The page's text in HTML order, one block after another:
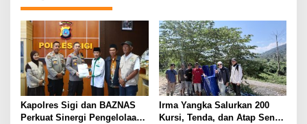
a
s
i
p
o
s
Kapolres Sigi dan BAZNAS
Perkuat Sinergi Pengelolaan
Irma Yangka Salurkan 200
Kursi, Tenda, dan Atap Seng